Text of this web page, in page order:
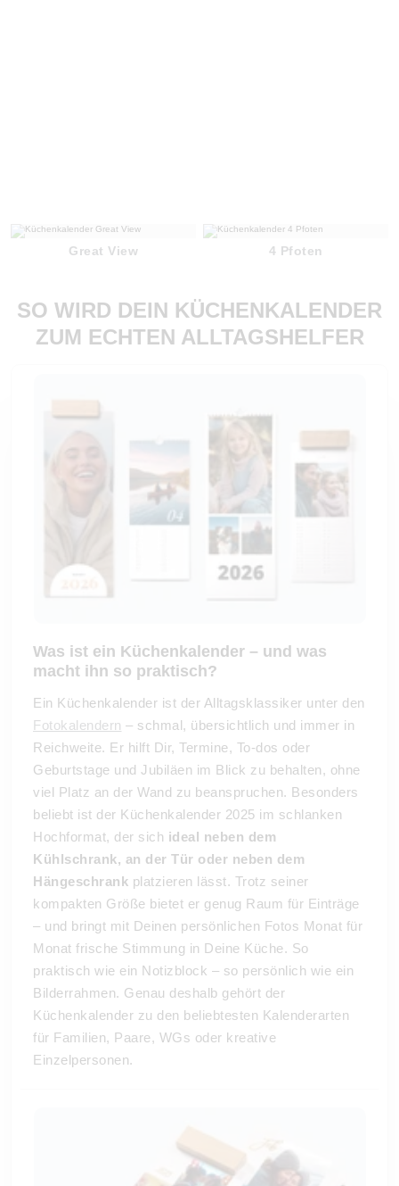
Great View 4 Pfoten
SO WIRD DEIN KÜCHENKALENDER
ZUM ECHTEN ALLTAGSHELFER
Was ist ein Küchenkalender – und was
macht ihn so praktisch?
Ein Küchenkalender ist der Alltagsklassiker unter den
Fotokalendern – schmal, übersichtlich und immer in
Reichweite. Er hilft Dir, Termine, To-dos oder
Geburtstage und Jubiläen im Blick zu behalten, ohne
viel Platz an der Wand zu beanspruchen. Besonders
beliebt ist der Küchenkalender 2025 im schlanken
Hochformat, der sich ideal neben dem
Kühlschrank, an der Tür oder neben dem
Hängeschrank platzieren lässt. Trotz seiner
kompakten Größe bietet er genug Raum für Einträge
– und bringt mit Deinen persönlichen Fotos Monat für
Monat frische Stimmung in Deine Küche. So
praktisch wie ein Notizblock – so persönlich wie ein
Bilderrahmen. Genau deshalb gehört der
Küchenkalender zu den beliebtesten Kalenderarten
für Familien, Paare, WGs oder kreative
Einzelpersonen.